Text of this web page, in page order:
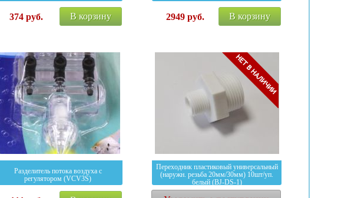
374руб. В корзину 2949руб. В корзину
Разделитель потока воздуха с
регулятором (VCV3S)
Переходник пластиковый универсальный
(наружн. резьба 20мм/30мм) 10шт/уп.
белый (BJ-DS-1)